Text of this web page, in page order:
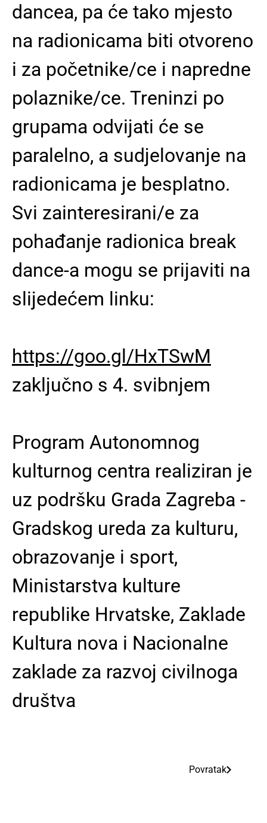
dancea, pa će tako mjesto
na radionicama biti otvoreno
i za početnike/ce i napredne
polaznike/ce. Treninzi po
grupama odvijati će se
paralelno, a sudjelovanje na
radionicama je besplatno.
Svi zainteresirani/e za
pohađanje radionica break
dance-a mogu se prijaviti na
slijedećem linku:
https://goo.gl/HxTSwM
zaključno s 4. svibnjem
Program Autonomnog
kulturnog centra realiziran je
uz podršku Grada Zagreba -
Gradskog ureda za kulturu,
obrazovanje i sport,
Ministarstva kulture
republike Hrvatske, Zaklade
Kultura nova i Nacionalne
zaklade za razvoj civilnoga
društva
Povratak